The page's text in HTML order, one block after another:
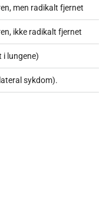
men radikalt fjernet
ikke radikalt fjernet
i lungene)
sykdom).